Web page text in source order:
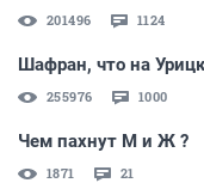
201496 1124
Шафран, что на
255976 1000
Чем пахнут М и Ж ?
1871 21